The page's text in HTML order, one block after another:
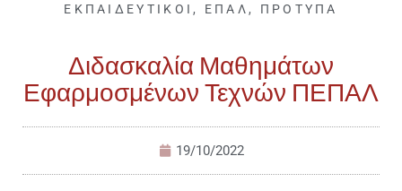
ΕΚΠΑΙΔΕΥΤΙΚΟΊ , ΕΠΑΛ , ΠΡΌΤΥΠΑ
Διδασκαλία Μαθημάτων
Εφαρμοσμένων Τεχνών ΠΕΠΑΛ
19/10/2022